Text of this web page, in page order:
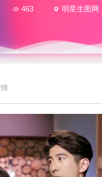
463 明星生图网